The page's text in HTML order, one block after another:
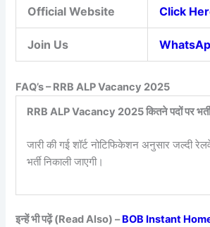
Official Website Click
Join Us
FAQ’s – RRB ALP Vacancy 2025
RRB ALP Vacancy 2025 कितने पदों पर भर्ती
जारी की गई शॉर्ट नोटिफिकेशन अनुसार जल्दी रेलवे
भर्ती निकाली जाएगी।
इन्हें भी पढ़ें (Read Also) –BOB Instant